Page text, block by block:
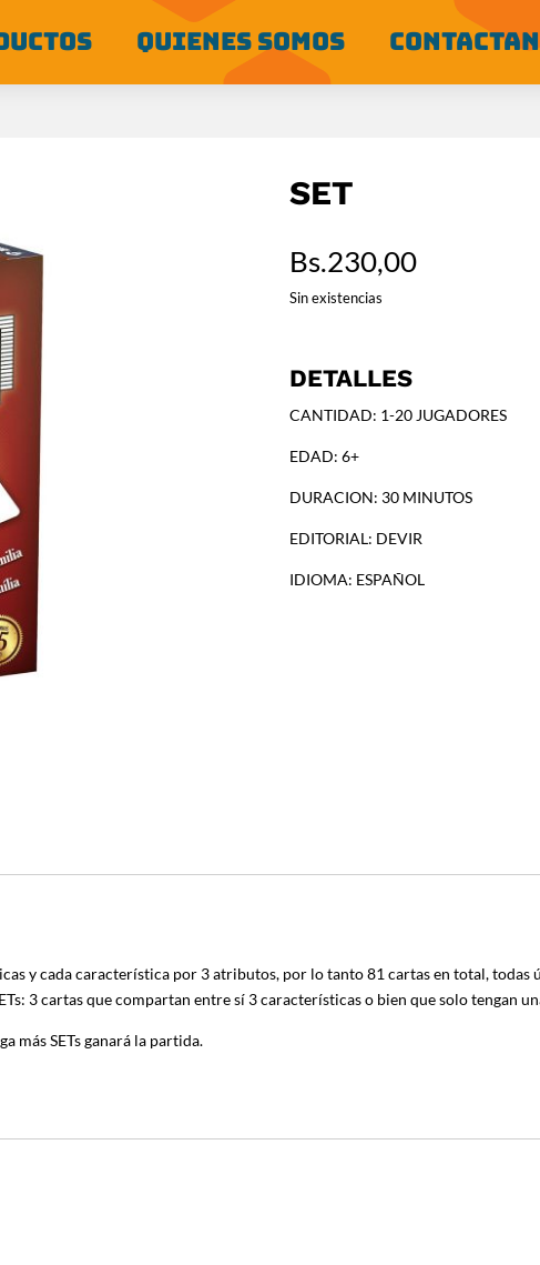
QUIENES SOMOS
SET
Bs.230,00
Sin existencias
DETALLES
CANTIDAD: 1-20 JUGADORES
EDAD: 6+
DURACION: 30 MINUTOS
EDITORIAL: DEVIR
IDIOMA: ESPAÑOL
y cada característica por 3 atributos, por lo tanto 81 cartas en total, todas
3 cartas que compartan entre sí 3 características o bien que solo tengan
más SETs ganará la partida.